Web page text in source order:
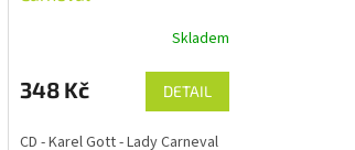
Skladem
348 Kč DETAIL
CD - Karel Gott - Lady Carneval